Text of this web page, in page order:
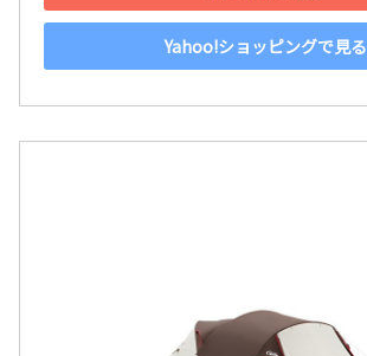
Yahoo!ショッピングで見る